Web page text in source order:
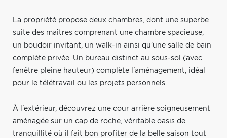
La propriété propose deux chambres, dont une superbe
suite des maîtres comprenant une chambre spacieuse,
un boudoir invitant, un walk-in ainsi qu'une salle de bain
complète privée. Un bureau distinct au sous-sol (avec
fenêtre pleine hauteur) complète l'aménagement, idéal
pour le télétravail ou les projets personnels.
À l'extérieur, découvrez une cour arrière soigneusement
aménagée sur un cap de roche, véritable oasis de
tranquillité où il fait bon profiter de la belle saison tout